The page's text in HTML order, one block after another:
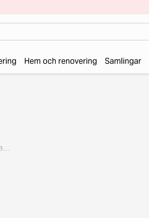
Hem och renovering Samlingar